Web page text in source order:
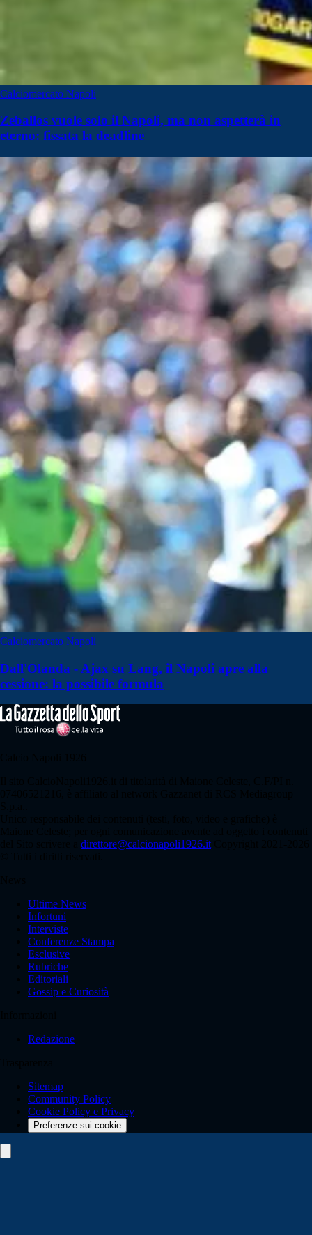
Calciomercato Napoli
Zeballos vuole solo il Napoli, ma non aspetterà in
eterno: fissata la deadline
Calciomercato Napoli
Dall'Olanda - Ajax su Lang, il Napoli apre alla
cessione: la possibile formula
direttore@calcionapoli1926.itCopyright 2021-2026
Ultime News
Infortuni
Interviste
Conferenze Stampa
Esclusive
Rubriche
Editoriali
Gossip e Curiosità
Redazione
Sitemap
Community Policy
Cookie Policy e Privacy
Preferenze sui cookie